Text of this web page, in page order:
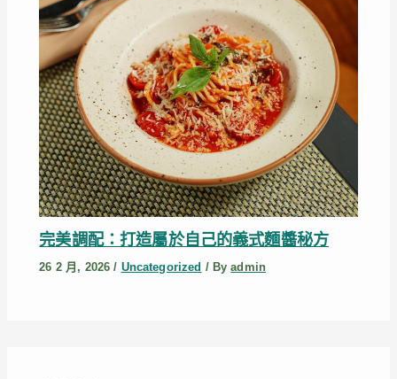
完美調配：打造屬於自己的義式麵醬秘方
26 2 月, 2026/ Uncategorized / Byadmin